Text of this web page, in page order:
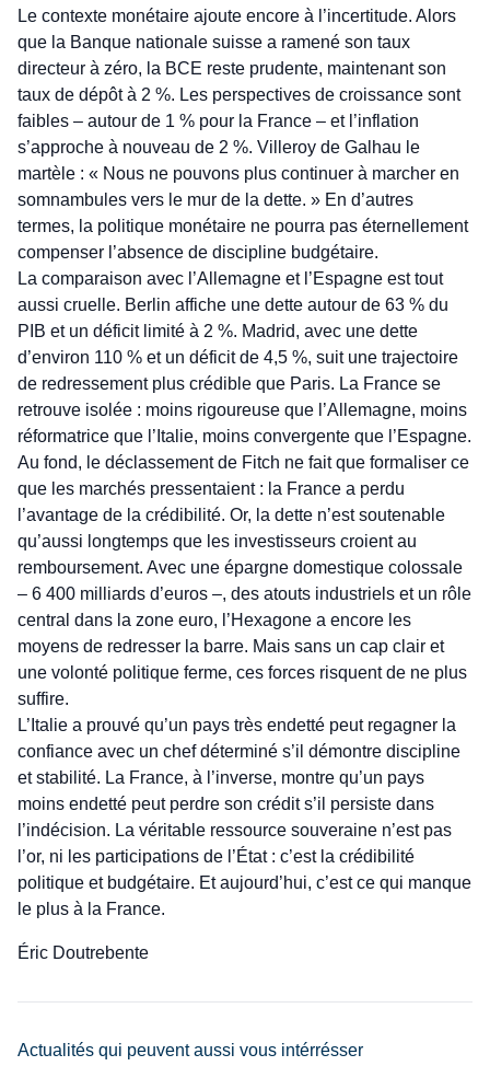
Le contexte monétaire ajoute encore à l’incertitude. Alors
que la Banque nationale suisse a ramené son taux
directeur à zéro, la BCE reste prudente, maintenant son
taux de dépôt à 2 %. Les perspectives de croissance sont
faibles – autour de 1 % pour la France – et l’inflation
s’approche à nouveau de 2 %. Villeroy de Galhau le
martèle : « Nous ne pouvons plus continuer à marcher en
somnambules vers le mur de la dette. » En d’autres
termes, la politique monétaire ne pourra pas éternellement
compenser l’absence de discipline budgétaire.
La comparaison avec l’Allemagne et l’Espagne est tout
aussi cruelle. Berlin affiche une dette autour de 63 % du
PIB et un déficit limité à 2 %. Madrid, avec une dette
d’environ 110 % et un déficit de 4,5 %, suit une trajectoire
de redressement plus crédible que Paris. La France se
retrouve isolée : moins rigoureuse que l’Allemagne, moins
réformatrice que l’Italie, moins convergente que l’Espagne.
Au fond, le déclassement de Fitch ne fait que formaliser ce
que les marchés pressentaient : la France a perdu
l’avantage de la crédibilité. Or, la dette n’est soutenable
qu’aussi longtemps que les investisseurs croient au
remboursement. Avec une épargne domestique colossale
– 6 400 milliards d’euros –, des atouts industriels et un rôle
central dans la zone euro, l’Hexagone a encore les
moyens de redresser la barre. Mais sans un cap clair et
une volonté politique ferme, ces forces risquent de ne plus
suffire.
L’Italie a prouvé qu’un pays très endetté peut regagner la
confiance avec un chef déterminé s’il démontre discipline
et stabilité. La France, à l’inverse, montre qu’un pays
moins endetté peut perdre son crédit s’il persiste dans
l’indécision. La véritable ressource souveraine n’est pas
l’or, ni les participations de l’État : c’est la crédibilité
politique et budgétaire. Et aujourd’hui, c’est ce qui manque
le plus à la France.
Éric Doutrebente
Actualités qui peuvent aussi vous intérrésser